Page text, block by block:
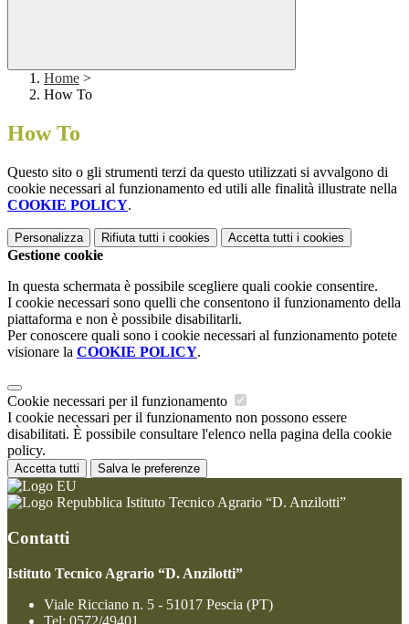
Home >
How To
How To
Questo sito o gli strumenti terzi da questo utilizzati si avvalgono di
cookie necessari al funzionamento ed utili alle finalità illustrate nella
COOKIE POLICY.
Personalizza Rifiuta tutti i cookies Accetta tutti i cookies
Gestione cookie
In questa schermata è possibile scegliere quali cookie consentire.
I cookie necessari sono quelli che consentono il funzionamento della
piattaforma e non è possibile disabilitarli.
Per conoscere quali sono i cookie necessari al funzionamento potete
visionare la COOKIE POLICY.
Cookie necessari per il funzionamento
I cookie necessari per il funzionamento non possono essere
disabilitati. È possibile consultare l'elenco nella pagina della cookie
policy.
Accetta tutti Salva le preferenze
Istituto Tecnico Agrario “D. Anzilotti”
Contatti
Istituto Tecnico Agrario “D. Anzilotti”
Viale Ricciano n. 5 - 51017 Pescia (PT)
Tel: 0572/49401